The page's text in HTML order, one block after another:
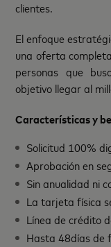
clientes.
El enfoque
una oferta
personas que
objetivo llegar al
Características y
Solicitud 100%
Aprobación en
Sin anualidad ni
La tarjeta física
Línea de crédito
Hasta 48días de